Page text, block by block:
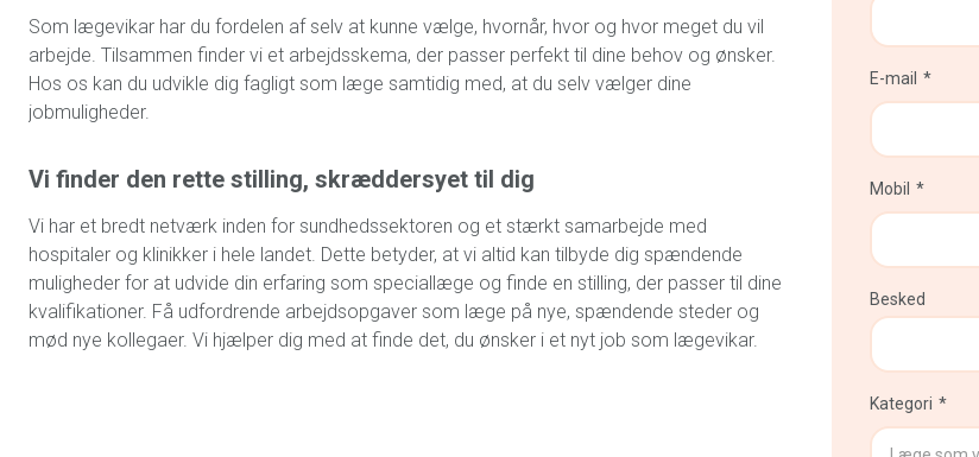
Som lægevikar har du fordelen af selv at kunne vælge, hvornår, hvor og hvor meget du vil
arbejde. Tilsammen finder vi et arbejdsskema, der passer perfekt til dine behov og ønsker.
Hos os kan du udvikle dig fagligt som læge samtidig med, at du selv vælger dine
jobmuligheder.
Vi finder den rette stilling, skræddersyet til dig
Vi har et bredt netværk inden for sundhedssektoren og et stærkt samarbejde med
hospitaler og klinikker i hele landet. Dette betyder, at vi altid kan tilbyde dig spændende
muligheder for at udvide din erfaring som speciallæge og finde en stilling, der passer til dine
kvalifikationer. Få udfordrende arbejdsopgaver som læge på nye, spændende steder og
mød nye kollegaer. Vi hjælper dig med at finde det, du ønsker i et nyt job som lægevikar.
E-mail
Mobil
Besked
Kategori